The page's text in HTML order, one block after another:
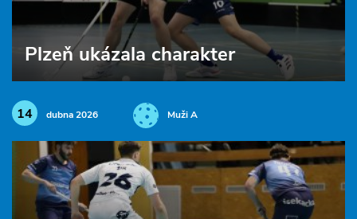
Plzeň ukázala charakter
14 dubna 2026 Muži A